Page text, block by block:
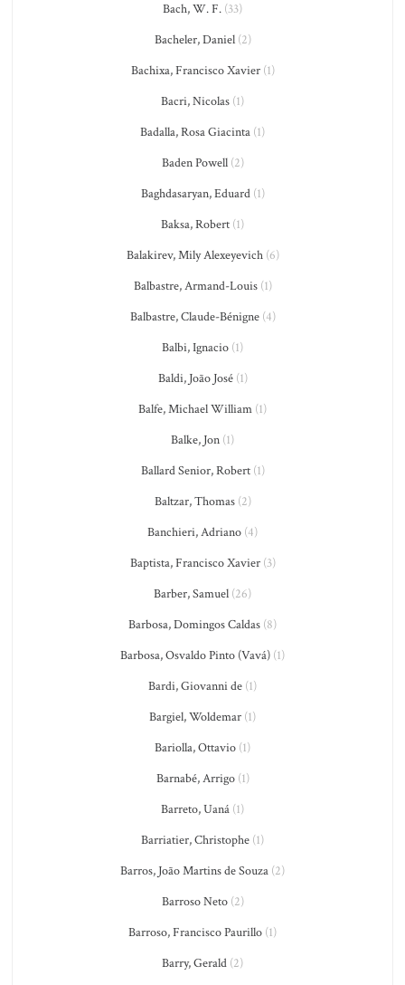
Bach, W. F. (33)
Bacheler, Daniel(2)
Bachixa, Francisco Xavier(1)
Bacri, Nicolas (1)
Badalla, Rosa Giacinta (1)
Baden Powell(2)
Baghdasaryan, Eduard(1)
Baksa, Robert (1)
Balakirev, Mily Alexeyevich(6)
Balbastre, Armand-Louis(1)
Balbastre, Claude-Bénigne(4)
Balbi, Ignacio (1)
Baldi, João José(1)
Balfe, Michael William (1)
Balke, Jon (1)
Ballard Senior, Robert(1)
Baltzar, Thomas(2)
Banchieri, Adriano (4)
Baptista, Francisco Xavier(3)
Barber, Samuel (26)
Barbosa, Domingos Caldas (8)
Barbosa, Osvaldo Pinto (Vavá) (1)
Bardi, Giovanni de (1)
Bargiel, Woldemar (1)
Bariolla, Ottavio (1)
Barnabé, Arrigo(1)
Barreto, Uaná (1)
Barriatier, Christophe (1)
Barros, João Martins de Souza (2)
Barroso Neto(2)
Barroso, Francisco Paurillo (1)
Barry, Gerald (2)